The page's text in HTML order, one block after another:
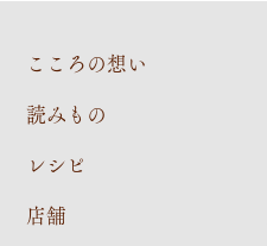
こころの想い
読みもの
レシピ
店舗